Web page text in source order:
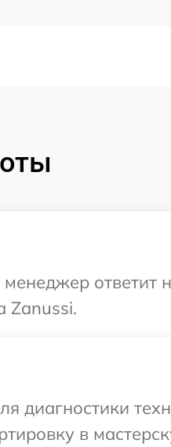
ответит
Zanussi.
диагностики
в